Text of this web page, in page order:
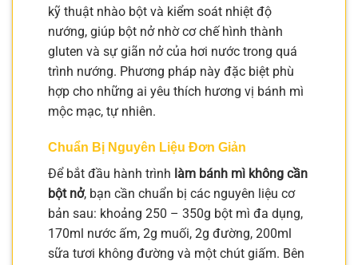
kỹ thuật nhào bột và kiểm soát nhiệt độ
nướng, giúp bột nở nhờ cơ chế hình thành
gluten và sự giãn nở của hơi nước trong quá
trình nướng. Phương pháp này đặc biệt phù
hợp cho những ai yêu thích hương vị bánh mì
mộc mạc, tự nhiên.
Chuẩn Bị Nguyên Liệu Đơn Giản
Để bắt đầu hành trình làm bánh mì không cần
bột nở, bạn cần chuẩn bị các nguyên liệu cơ
bản sau: khoảng 250 – 350g bột mì đa dụng,
170ml nước ấm, 2g muối, 2g đường, 200ml
sữa tươi không đường và một chút giấm. Bên